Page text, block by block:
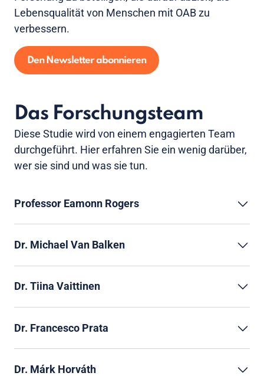
Lebensqualität von Menschen mit OAB zu
verbessern.
Den Newsletter abonnieren
Das Forschungsteam
Diese Studie wird von einem engagierten Team
durchgeführt. Hier erfahren Sie ein wenig darüber,
wer sie sind und was sie tun.
Professor Eamonn Rogers
Dr. Michael Van Balken
Dr. Tiina Vaittinen
Dr. Francesco Prata
Dr. Márk Horváth